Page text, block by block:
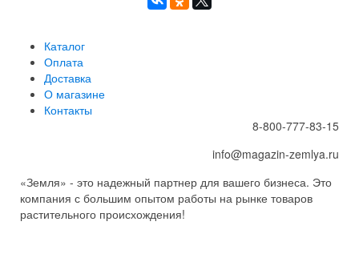
Каталог
Оплата
Доставка
О магазине
Контакты
8-800-777-83-15
info@magazin-zemlya.ru
«Земля» - это надежный партнер для вашего бизнеса. Это
компания с большим опытом работы на рынке товаров
растительного происхождения!